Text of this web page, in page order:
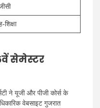
शिक्षा
सेमेस्टर
ने यूजी और पीजी कोर्स के
वेबसाइट गुजरात